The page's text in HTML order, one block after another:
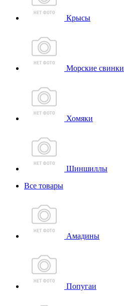
Крысы
Морские свинки
Хомяки
Шиншиллы
Все товары
Амадины
Попугаи